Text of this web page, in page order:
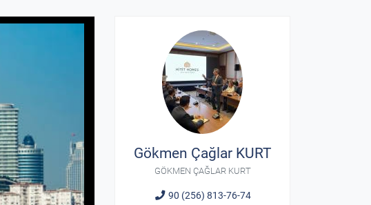
Gökmen Çağlar KURT
GÖKMEN ÇAĞLAR KURT
90 (256) 813-76-74